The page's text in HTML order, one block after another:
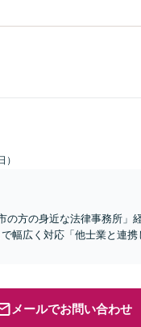
の方の身近な法律事務所」
幅広く対応「他士業と連
メールでお問い合わせ